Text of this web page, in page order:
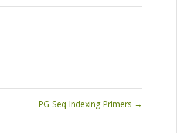
PG-Seq Indexing Primers →